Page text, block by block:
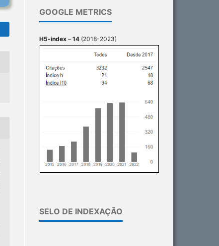
GOOGLE METRICS
H5-index – 14 (2018-2023)
SELO DE INDEXAÇÃO